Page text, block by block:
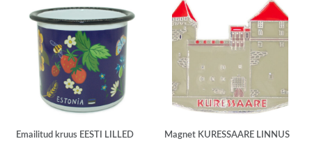
Emailitud kruus EESTI LILLED Magnet KURESSAARE LINNUS